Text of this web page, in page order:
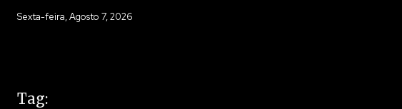
Sexta-feira, Agosto 7, 2026
Tag: